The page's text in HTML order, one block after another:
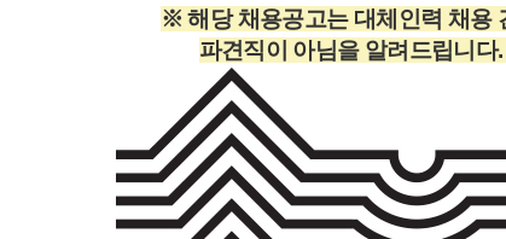
※ 해당 채용공고는 대체인력 채용
파견직이 아님을 알려드립니